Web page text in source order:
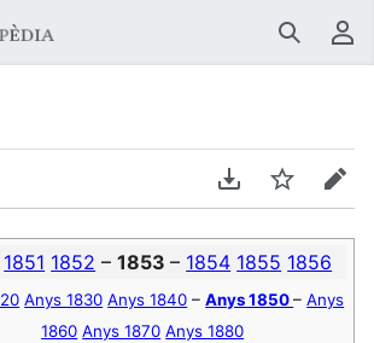
Buscar
idioma Descarregar en
Vigilar
1851 1852 –1853– 1854 1855 1856
Anys 1830 Anys 1840 –Anys 1850–Anys
1860 Anys 1870 Anys 1880